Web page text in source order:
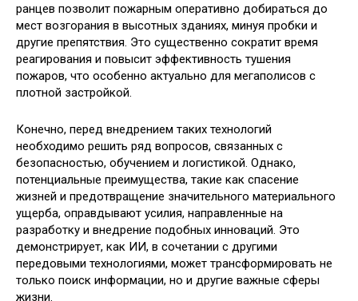
ранцев позволит пожарным оперативно добираться до
мест возгорания в высотных зданиях, минуя пробки и
другие препятствия. Это существенно сократит время
реагирования и повысит эффективность тушения
пожаров, что особенно актуально для мегаполисов с
плотной застройкой.
Конечно, перед внедрением таких технологий
необходимо решить ряд вопросов, связанных с
безопасностью, обучением и логистикой. Однако,
потенциальные преимущества, такие как спасение
жизней и предотвращение значительного материального
ущерба, оправдывают усилия, направленные на
разработку и внедрение подобных инноваций. Это
демонстрирует, как ИИ, в сочетании с другими
передовыми технологиями, может трансформировать не
только поиск информации, но и другие важные сферы
жизни.